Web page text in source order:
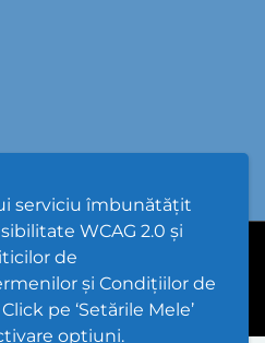
serviciu îmbunătățit
WCAG 2.0 și
de
și Condițiilor de
pe ‘Setările Mele’
opțiuni.